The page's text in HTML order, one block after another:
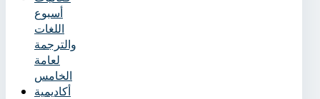
أسبوع
اللغات
والترجمة
لعامة
الخامس
أكاديمية